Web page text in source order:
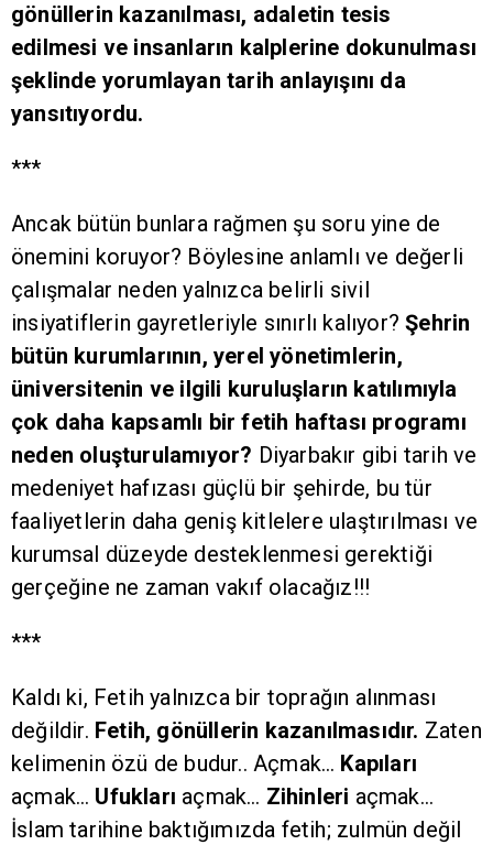
gönüllerin kazanılması, adaletin tesis
edilmesi ve insanların kalplerine dokunulması
şeklinde yorumlayan tarih anlayışını da
yansıtıyordu.
***
Ancak bütün bunlara rağmen şu soru yine de
önemini koruyor? Böylesine anlamlı ve değerli
çalışmalar neden yalnızca belirli sivil
insiyatiflerin gayretleriyle sınırlı kalıyor?Şehrin
bütün kurumlarının, yerel yönetimlerin,
üniversitenin ve ilgili kuruluşların katılımıyla
çok daha kapsamlı bir fetih haftası programı
neden oluşturulamıyor? Diyarbakır gibi tarih ve
medeniyet hafızası güçlü bir şehirde, bu tür
faaliyetlerin daha geniş kitlelere ulaştırılması ve
kurumsal düzeyde desteklenmesi gerektiği
gerçeğine ne zaman vakıf olacağız!!!
***
Kaldı ki, Fetih yalnızca bir toprağın alınması
değildir. Fetih, gönüllerin kazanılmasıdır. Zaten
kelimenin özü de budur.. Açmak… Kapıları
açmak… Ufukları açmak… Zihinleri açmak…
İslam tarihine baktığımızda fetih; zulmün değil